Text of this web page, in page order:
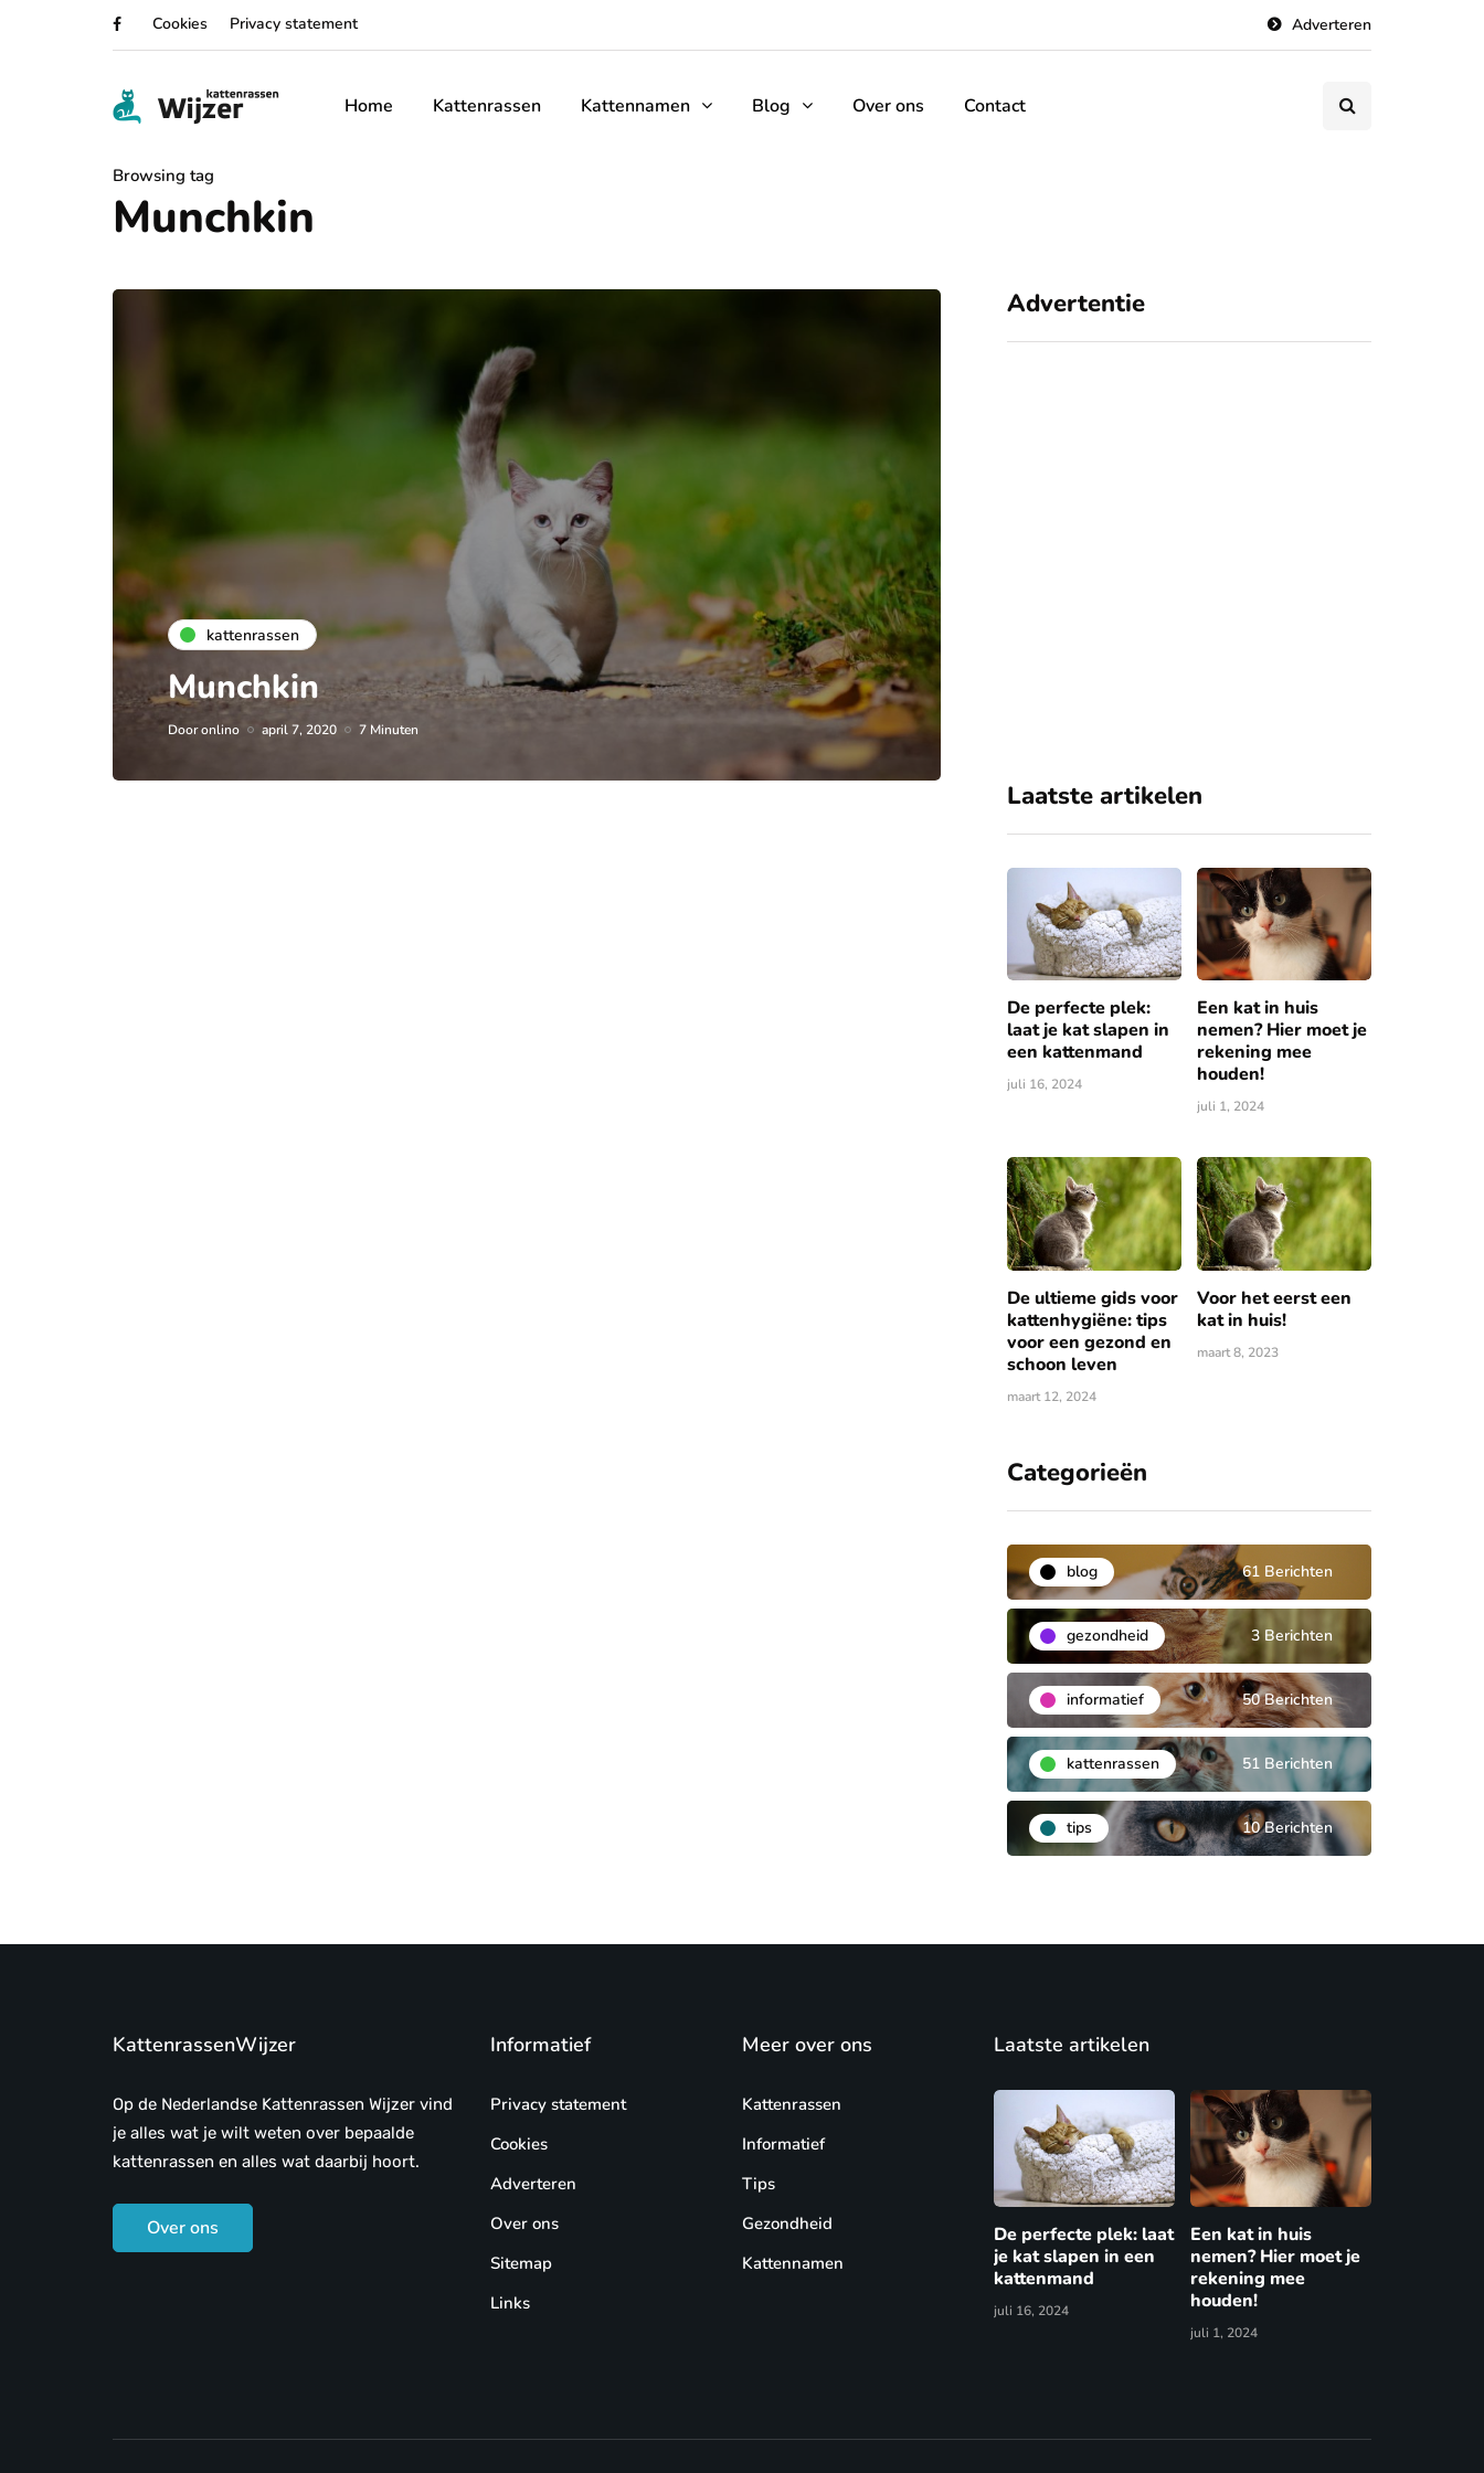
Cookies Privacy statement Adverteren
Home Kattenrassen Kattennamen Blog Over ons Contact
Browsing tag
Munchkin
kattenrassen
Munchkin
Dooronlino april 7, 2020 7 Minuten
Advertentie
Laatste artikelen
De perfecte plek:
laat je kat slapen in
een kattenmand
juli 16, 2024
Een kat in huis
nemen? Hier moet je
rekening mee
houden!
juli 1, 2024
De ultieme gids voor
kattenhygiëne: tips
voor een gezond en
schoon leven
maart 12, 2024
Voor het eerst een
kat in huis!
maart 8, 2023
Categorieën
blog 61 Berichten
gezondheid 3 Berichten
informatief 50 Berichten
kattenrassen 51 Berichten
tips 10 Berichten
KattenrassenWijzer
Op de Nederlandse Kattenrassen Wijzer vind
je alles wat je wilt weten over bepaalde
kattenrassen en alles wat daarbij hoort.
Over ons
Informatief
Privacy statement
Cookies
Adverteren
Over ons
Sitemap
Links
Meer over ons
Kattenrassen
Informatief
Tips
Gezondheid
Kattennamen
Laatste artikelen
De perfecte plek: laat
je kat slapen in een
kattenmand
juli 16, 2024
Een kat in huis
nemen? Hier moet je
rekening mee
houden!
juli 1, 2024